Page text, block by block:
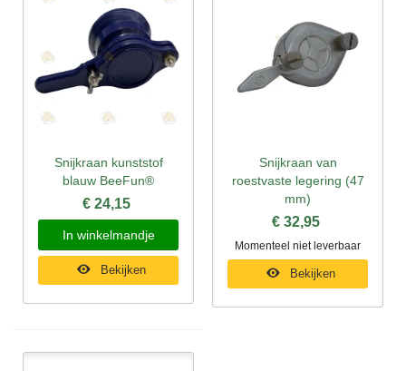
Snijkraan kunststof
blauw BeeFun®
€ 24,15
In winkelmandje
Bekijken
Snijkraan van
roestvaste legering (47
mm)
€ 32,95
Momenteel niet leverbaar
Bekijken